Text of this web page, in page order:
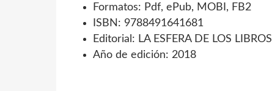
Formatos: Pdf, ePub, MOBI, FB2
ISBN: 9788491641681
Editorial: LA ESFERA DE LOS LIBROS
Año de edición: 2018